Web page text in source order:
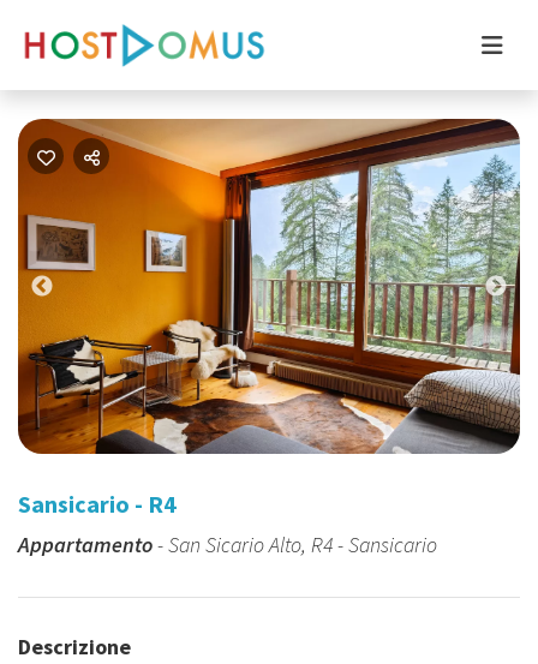
Sansicario - R4
Appartamento- San Sicario Alto, R4 - Sansicario
Descrizione